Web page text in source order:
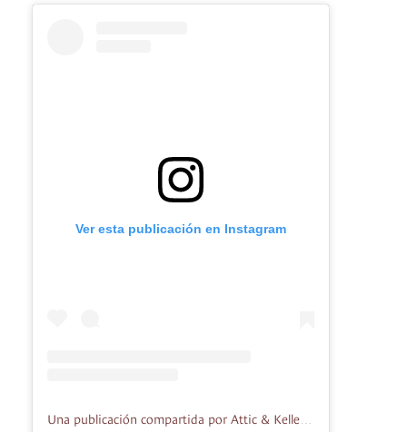
Ver esta publicación en Instagram